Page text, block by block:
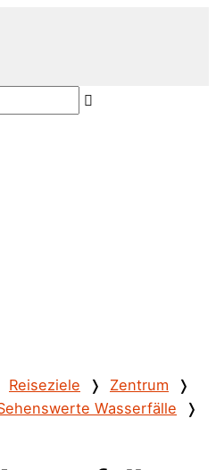
Reiseziele ❭ Zentrum ❭
Wasserfälle ❭